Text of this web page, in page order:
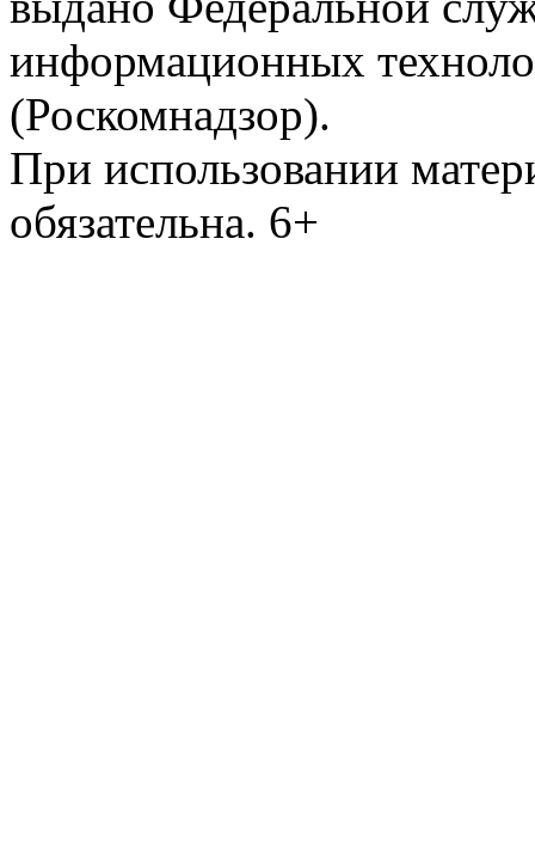
информационных
(Роскомнадзор).
При использовании
обязательна. 6+